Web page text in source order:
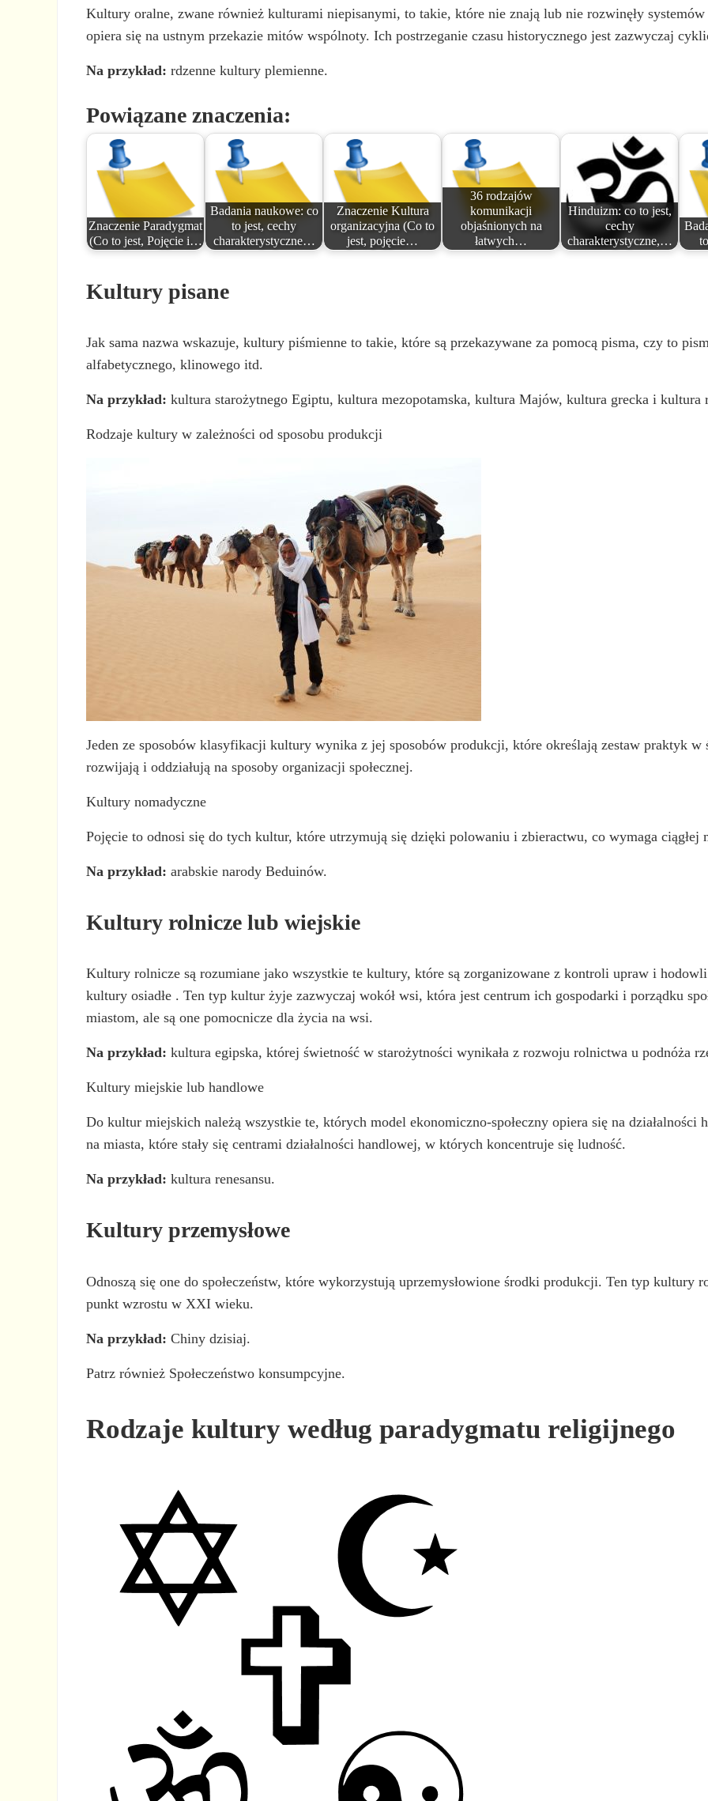
Kultury oralne, zwane również kulturami niepisanymi, to takie, które nie znają lub nie rozwinęły
opiera się na ustnym przekazie mitów wspólnoty. Ich postrzeganie czasu historycznego jest zazwyczaj
Na przykład: rdzenne kultury plemienne.
Powiązane znaczenia:
Znaczenie Paradygmat
(Co to jest, Pojęcie i…
Badania naukowe: co
to jest, cechy
charakterystyczne…
Znaczenie Kultura
organizacyjna (Co to
jest, pojęcie…
36 rodzajów
komunikacji
objaśnionych na
łatwych…
Hinduizm: co to jest,
cechy
charakterystyczne,…
Kultury pisane
Jak sama nazwa wskazuje, kultury piśmienne to takie, które są przekazywane za pomocą pisma, czy to
alfabetycznego, klinowego itd.
Na przykład: kultura starożytnego Egiptu, kultura mezopotamska, kultura Majów, kultura grecka i kultura
Rodzaje kultury w zależności od sposobu produkcji
Jeden ze sposobów klasyfikacji kultury wynika z jej sposobów produkcji, które określają zestaw praktyk w
rozwijają i oddziałują na sposoby organizacji społecznej.
Kultury nomadyczne
Pojęcie to odnosi się do tych kultur, które utrzymują się dzięki polowaniu i zbieractwu, co wymaga
Na przykład: arabskie narody Beduinów.
Kultury rolnicze lub wiejskie
Kultury rolnicze są rozumiane jako wszystkie te kultury, które są zorganizowane z kontroli upraw i
kultury osiadłe . Ten typ kultur żyje zazwyczaj wokół wsi, która jest centrum ich gospodarki i porządku
miastom, ale są one pomocnicze dla życia na wsi.
Na przykład: kultura egipska, której świetność w starożytności wynikała z rozwoju rolnictwa u podnóża
Kultury miejskie lub handlowe
Do kultur miejskich należą wszystkie te, których model ekonomiczno-społeczny opiera się na działalności
na miasta, które stały się centrami działalności handlowej, w których koncentruje się ludność.
Na przykład: kultura renesansu.
Kultury przemysłowe
Odnoszą się one do społeczeństw, które wykorzystują uprzemysłowione środki produkcji. Ten typ kultury
punkt wzrostu w XXI wieku.
Na przykład: Chiny dzisiaj.
Patrz również Społeczeństwo konsumpcyjne.
Rodzaje kultury według paradygmatu religijnego